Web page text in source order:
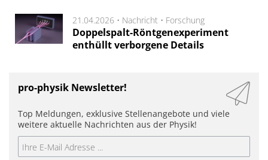
21.04.2026 • Nachricht • Forschung
Doppelspalt-Röntgenexperiment
enthüllt verborgene Details
pro-physik Newsletter!
Top Meldungen, exklusive Stellenangebote und viele
weitere aktuelle Nachrichten aus der Physik!